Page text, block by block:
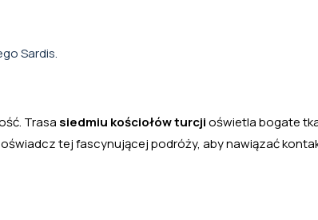
Sardis.
Trasa siedmiu kościołów turcjioświetla bogate
tej fascynującej podróży, aby nawiązać